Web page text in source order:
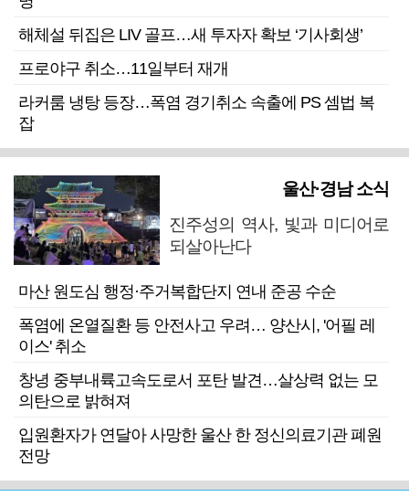
해체설 뒤집은 LIV 골프…새 투자자 확보 ‘기사회생’
프로야구 취소…11일부터 재개
라커룸 냉탕 등장…폭염 경기취소 속출에 PS 셈법 복
잡
울산·경남 소식
진주성의 역사, 빛과 미디어로
되살아난다
마산 원도심 행정·주거복합단지 연내 준공 수순
폭염에 온열질환 등 안전사고 우려… 양산시, '어필 레
이스' 취소
창녕 중부내륙고속도로서 포탄 발견…살상력 없는 모
의탄으로 밝혀져
입원환자가 연달아 사망한 울산 한 정신의료기관 폐원
전망